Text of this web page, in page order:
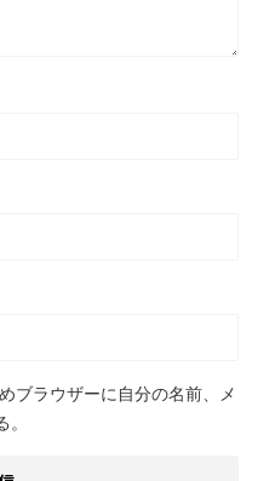
ブラウザーに自分の名前、メ